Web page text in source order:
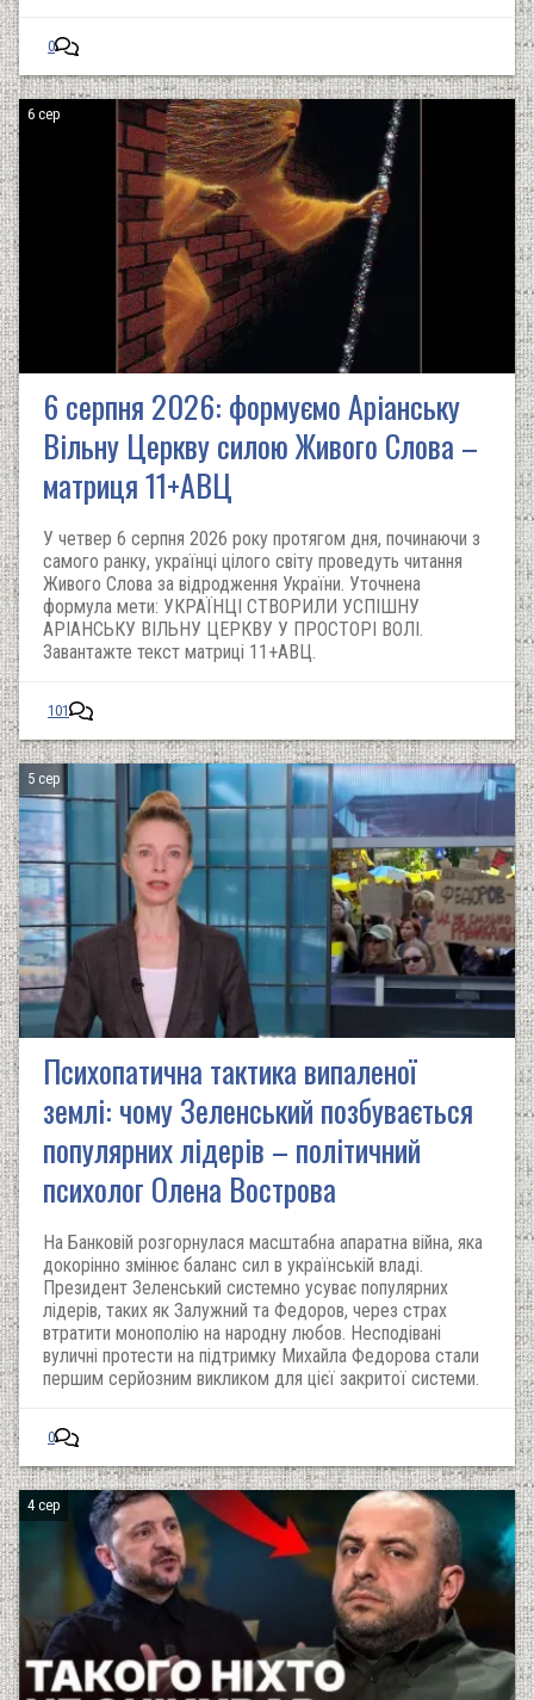
0
6 сер
6 серпня 2026: формуємо Аріанську
Вільну Церкву силою Живого Слова –
матриця 11+АВЦ
У четвер 6 серпня 2026 року протягом дня, починаючи з
самого ранку, українці цілого світу проведуть читання
Живого Слова за відродження України. Уточнена
формула мети: УКРАЇНЦІ СТВОРИЛИ УСПІШНУ
АРІАНСЬКУ ВІЛЬНУ ЦЕРКВУ У ПРОСТОРІ ВОЛІ.
Завантажте текст матриці 11+АВЦ.
101
5 сер
Психопатична тактика випаленої
землі: чому Зеленський позбувається
популярних лідерів – політичний
психолог Олена Вострова
На Банковій розгорнулася масштабна апаратна війна, яка
докорінно змінює баланс сил в українській владі.
Президент Зеленський системно усуває популярних
лідерів, таких як Залужний та Федоров, через страх
втратити монополію на народну любов. Несподівані
вуличні протести на підтримку Михайла Федорова стали
першим серйозним викликом для цієї закритої системи.
0
4 сер